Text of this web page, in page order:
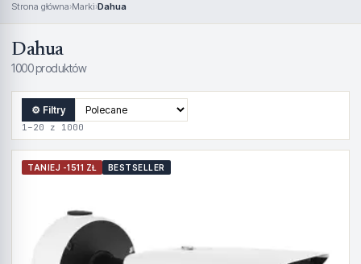
Strona główna›Marki›Dahua
Dahua
1000 produktów
⚙ Filtry
1–20 z 1000
TANIEJ -1511 ZŁ BESTSELLER